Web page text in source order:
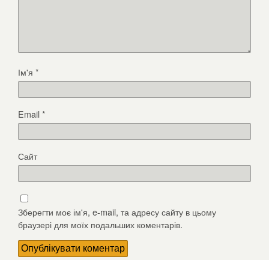
Ім'я *
Email*
Сайт
Зберегти моє ім'я, e-mail, та адресу сайту в цьому
браузері для моїх подальших коментарів.